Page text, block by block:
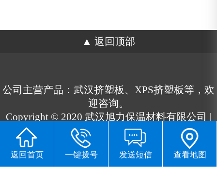
返回顶部
公司主营产品：武汉挤塑板、XPS挤塑板等，欢
迎咨询。
Copyright © 2020 武汉旭力保温材料有限公司 |
版权所有
鄂ICP备19006715号-1 流量统计
返回首页 一键拨号 发送短信 查看地图